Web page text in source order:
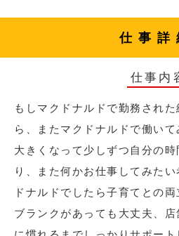
仕事詳
仕事内
もしマクドナルドで勤務され
ら、またマクドナルドで働い
大きくなって少しずつ自分の
り、また何かお仕事してみた
ドナルドでしたら子育てとの両
ブランクがあっても大丈夫、